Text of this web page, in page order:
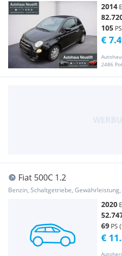
2014
105
2486
€
Fiat 500C 1.2
Benzin, Schaltgetriebe,
2020
69 PS
€